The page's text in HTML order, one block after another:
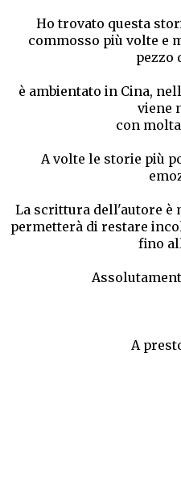
Ho trovato questa
commosso più volte e
pezzo
è ambientato in Cina,
viene
con
A volte le storie più
La scrittura dell'autore
permetterà di restare
fino
A